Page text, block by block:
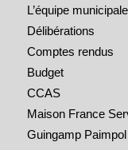
L’équipe
Délibérations
Comptes rendus
Budget
CCAS
Maison France
Guingamp